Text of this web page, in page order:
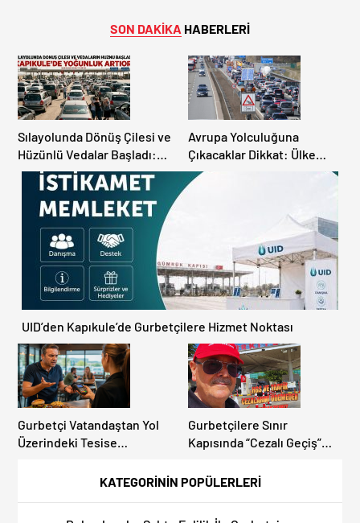
SON DAKİKA HABERLERİ
KATEGORİNİN POPÜLERLERİ
Sılayolunda Dönüş Çilesi ve
Hüzünlü Vedalar Başladı:
Kapıkule’de Yoğunluk
Artıyor!
Avrupa Yolculuğuna
Çıkacaklar Dikkat: Ülke
Ülke Güncel Trafik Kuralları,
Avrupa Otoyol Hız Limitleri
UID’den Kapıkule’de Gurbetçilere Hizmet Noktası
Gurbetçi Vatandaştan Yol
Üzerindeki Tesise
“Hesabınızı Mutlaka Kontrol
Gurbetçilere Sınır
Kapısında “Cezalı Geçiş”
Dışına Çıkamıyor!